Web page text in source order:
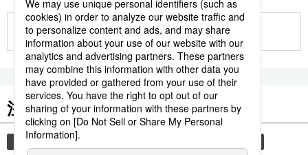
もっと見る
注目のキーワード
共同通信ニュース